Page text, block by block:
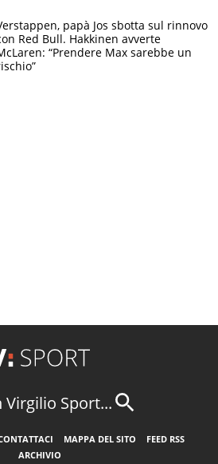
papà Jos sbotta sul rinnovo
Red Bull. Hakkinen avverte
“Prendere Max sarebbe un
Virgilio Sport...
MAPPA DEL SITO
FEED RSS
ARCHIVIO